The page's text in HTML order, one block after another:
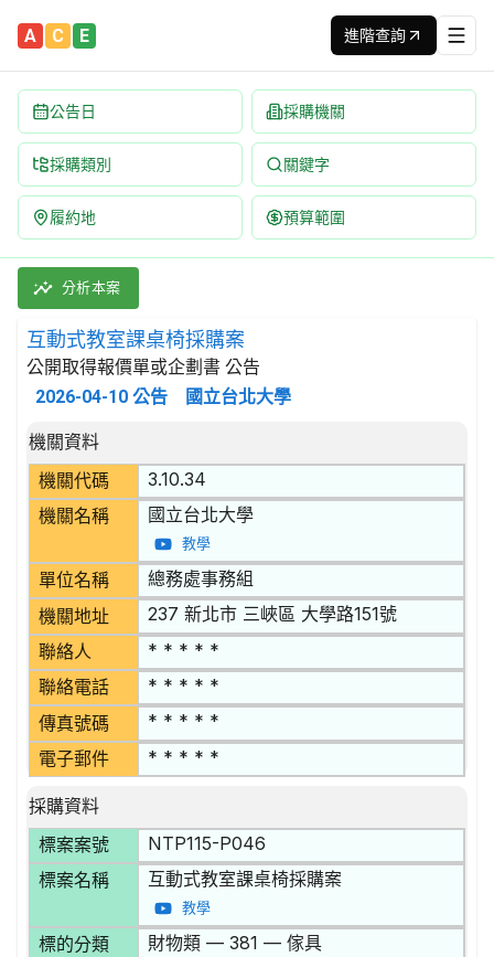
A C E 進階查詢
公告日 採購機關
採購類別 關鍵字
履約地 預算範圍
互動式教室課桌椅採購案 招標公告 | 案號：NTP115-P046 |
採購類別：財物類 傢具 | 招標方式：公開取得報價單或企
分析本案
互動式教室課桌椅採購案
公開取得報價單或企劃書 公告
2026-04-10 公告 國立台北大學
招標公告詳細內容
機關資料
機關代碼
3.10.34
機關名稱 國立台北大學
教學
單位名稱 總務處事務組
機關地址 237 新北市 三峽區 大學路151號
聯絡人 * * * * *
聯絡電話 * * * * *
傳真號碼 * * * * *
電子郵件 * * * * *
採購資料
標案案號
NTP115-P046
標案名稱 互動式教室課桌椅採購案
教學
標的分類 財物類 — 381 — 傢具